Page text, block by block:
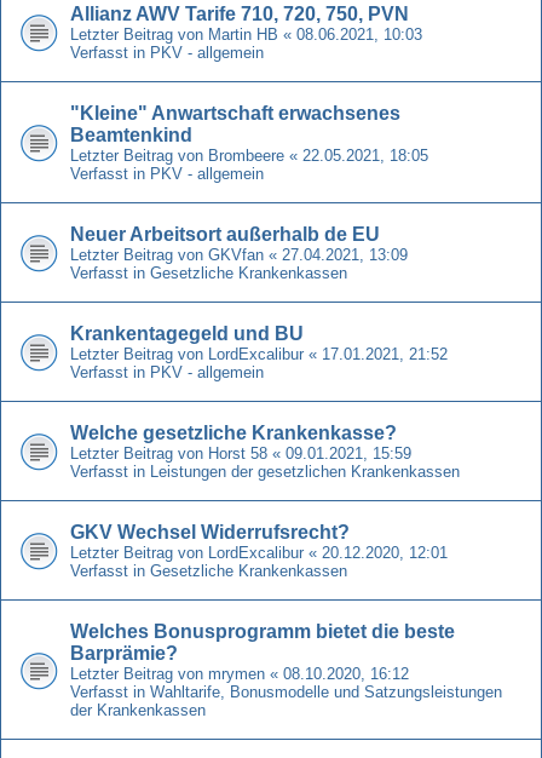
Allianz AWV Tarife 710, 720, 750, PVN
Letzter Beitrag von Martin HB « 08.06.2021, 10:03
Verfasst in PKV - allgemein
"Kleine" Anwartschaft erwachsenes
Beamtenkind
Letzter Beitrag von Brombeere « 22.05.2021, 18:05
Verfasst in PKV - allgemein
Neuer Arbeitsort außerhalb de EU
Letzter Beitrag von GKVfan « 27.04.2021, 13:09
Verfasst in Gesetzliche Krankenkassen
Krankentagegeld und BU
Letzter Beitrag von LordExcalibur « 17.01.2021, 21:52
Verfasst in PKV - allgemein
Welche gesetzliche Krankenkasse?
Letzter Beitrag von Horst 58 « 09.01.2021, 15:59
Verfasst in Leistungen der gesetzlichen Krankenkassen
GKV Wechsel Widerrufsrecht?
Letzter Beitrag von LordExcalibur « 20.12.2020, 12:01
Verfasst in Gesetzliche Krankenkassen
Welches Bonusprogramm bietet die beste
Barprämie?
Letzter Beitrag von mrymen « 08.10.2020, 16:12
Verfasst in Wahltarife, Bonusmodelle und Satzungsleistungen
der Krankenkassen